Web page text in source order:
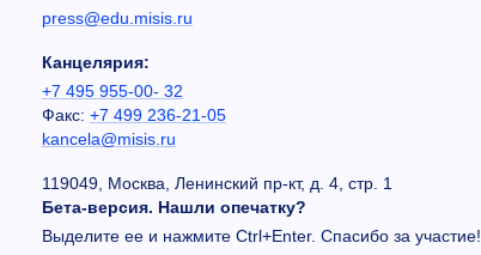
press@edu.misis.ru
Канцелярия:
+7 495 955-00- 32
Факс: +7 499 236-21-05
kancela@misis.ru
119049, Москва, Ленинский пр-кт, д. 4, стр. 1
Бета-версия. Нашли опечатку?
Выделите ее и нажмите Ctrl+Enter. Спасибо за участие!